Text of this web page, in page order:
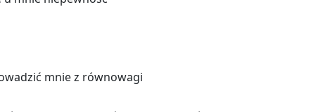
mnie z rów­no­wa­gi